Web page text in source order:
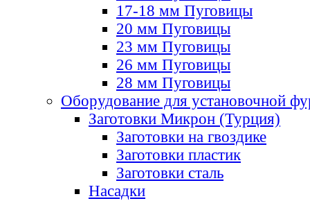
17-18 мм Пуговицы
20 мм Пуговицы
23 мм Пуговицы
26 мм Пуговицы
28 мм Пуговицы
Оборудование для установочной
Заготовки Микрон (Турция)
Заготовки на гвоздике
Заготовки пластик
Заготовки сталь
Насадки